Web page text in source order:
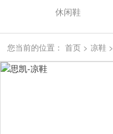
休闲鞋
您当前的位置： 首页 > 凉鞋 >